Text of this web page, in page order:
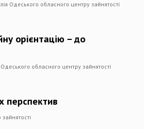
Одеського обласного центру зайнятості
орієнтацію – до
обласного центру зайнятості
перспектив